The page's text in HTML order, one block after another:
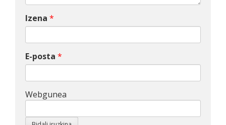
Izena *
E-posta *
Webgunea